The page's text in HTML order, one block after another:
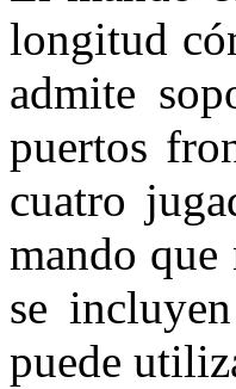
longitud
admite
puertos
cuatro
mando que
se
puede